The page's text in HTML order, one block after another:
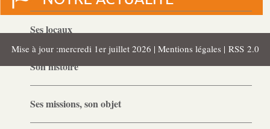
Ses locaux
Son histoire
Ses missions, son objet
Mise à jour :mercredi 1er juillet 2026 | Mentions légales | RSS 2.0